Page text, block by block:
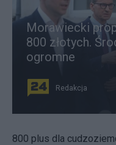
Morawiecki
800 złotych.
ogromne
Redakcja
800 plus dla